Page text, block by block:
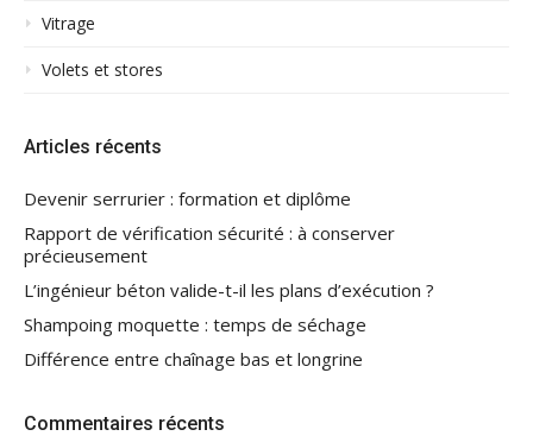
Vitrage
Volets et stores
Articles récents
Devenir serrurier : formation et diplôme
Rapport de vérification sécurité : à conserver
précieusement
L’ingénieur béton valide-t-il les plans d’exécution ?
Shampoing moquette : temps de séchage
Différence entre chaînage bas et longrine
Commentaires récents